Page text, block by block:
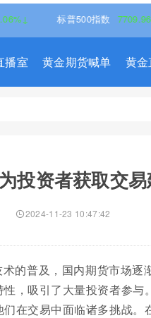
标普500指数 7709.9600 -
播室 黄金期货喊单 黄
投资者获取交
2024-11-23 10:47:42
的普及，国内期货市场逐
，吸引了大量投资者参与
在交易中面临诸多挑战。